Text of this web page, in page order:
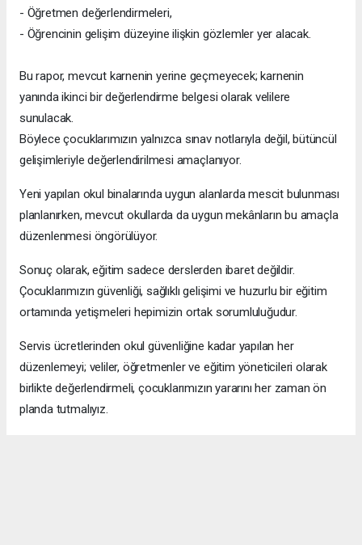
- Öğretmen değerlendirmeleri,
- Öğrencinin gelişim düzeyine ilişkin gözlemler yer alacak.
Bu rapor, mevcut karnenin yerine geçmeyecek; karnenin
yanında ikinci bir değerlendirme belgesi olarak velilere
sunulacak.
Böylece çocuklarımızın yalnızca sınav notlarıyla değil, bütüncül
gelişimleriyle değerlendirilmesi amaçlanıyor.
Yeni yapılan okul binalarında uygun alanlarda mescit bulunması
planlanırken, mevcut okullarda da uygun mekânların bu amaçla
düzenlenmesi öngörülüyor.
Sonuç olarak, eğitim sadece derslerden ibaret değildir.
Çocuklarımızın güvenliği, sağlıklı gelişimi ve huzurlu bir eğitim
ortamında yetişmeleri hepimizin ortak sorumluluğudur.
Servis ücretlerinden okul güvenliğine kadar yapılan her
düzenlemeyi; veliler, öğretmenler ve eğitim yöneticileri olarak
birlikte değerlendirmeli, çocuklarımızın yararını her zaman ön
planda tutmalıyız.